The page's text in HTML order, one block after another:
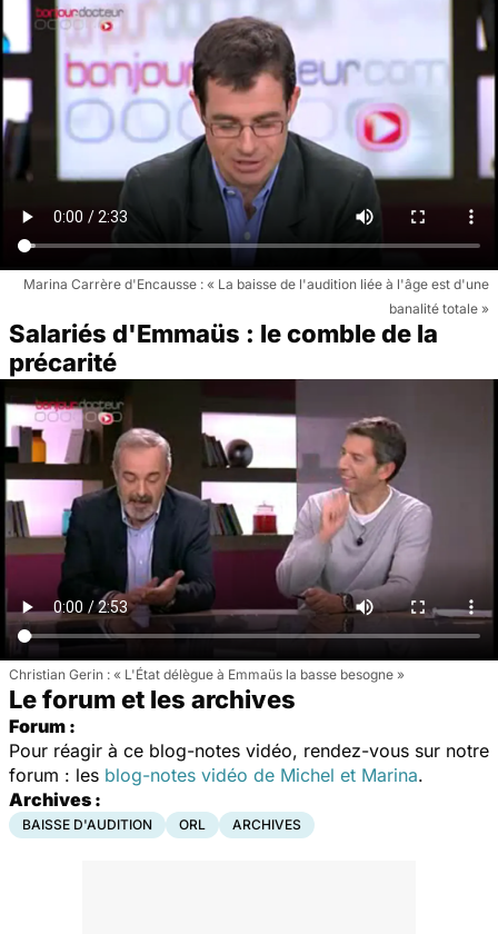
Marina Carrère d'Encausse : « La baisse de l'audition liée à l'âge est d'une
banalité totale »
Salariés d'Emmaüs : le comble de la
précarité
Christian Gerin : « L'État délègue à Emmaüs la basse besogne »
Le forum et les archives
Forum :
Pour réagir à ce blog-notes vidéo, rendez-vous sur notre
forum : les blog-notes vidéo de Michel et Marina.
Archives :
BAISSE D'AUDITION ORL ARCHIVES